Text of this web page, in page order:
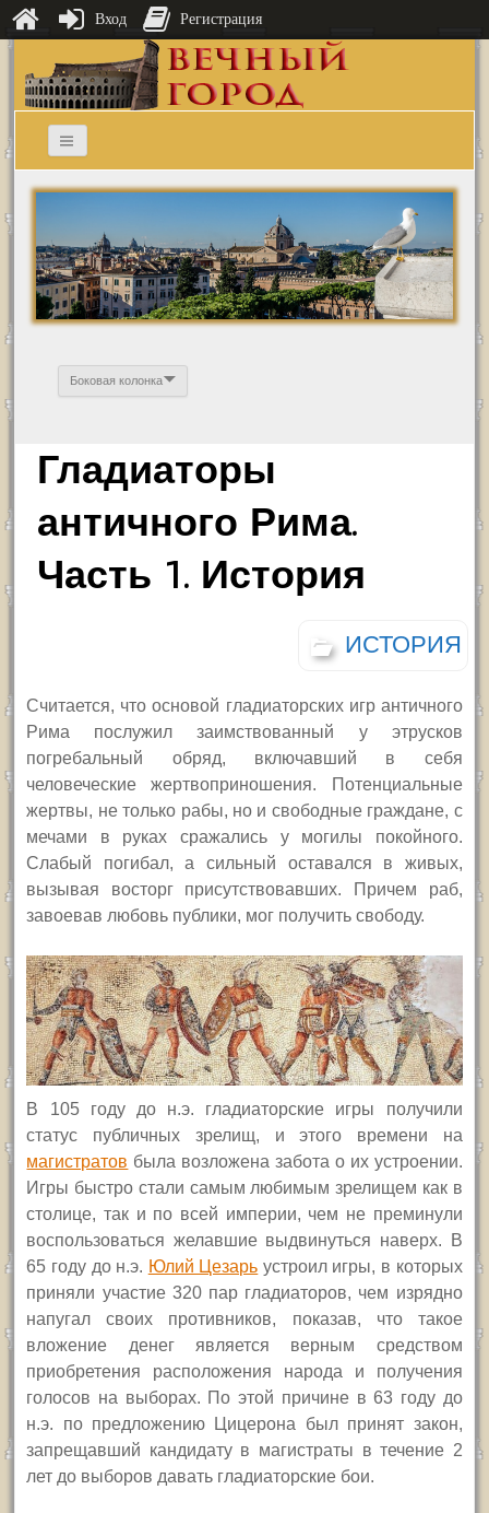
Боковая колонка
Гладиаторы
античного Рима.
Часть 1. История
ИСТОРИЯ
Считается, что основой гладиаторских игр античного
Рима послужил заимствованный у этрусков
погребальный обряд, включавший в себя
человеческие жертвоприношения. Потенциальные
жертвы, не только рабы, но и свободные граждане, с
мечами в руках сражались у могилы покойного.
Слабый погибал, а сильный оставался в живых,
вызывая восторг присутствовавших. Причем раб,
завоевав любовь публики, мог получить свободу.
В 105 году до н.э. гладиаторские игры получили
статус публичных зрелищ, и этого времени на
магистратов была возложена забота о их устроении.
Игры быстро стали самым любимым зрелищем как в
столице, так и по всей империи, чем не преминули
воспользоваться желавшие выдвинуться наверх. В
65 году до н.э. Юлий Цезарь устроил игры, в которых
приняли участие 320 пар гладиаторов, чем изрядно
напугал своих противников, показав, что такое
вложение денег является верным средством
приобретения расположения народа и получения
голосов на выборах. По этой причине в 63 году до
н.э. по предложению Цицерона был принят закон,
запрещавший кандидату в магистраты в течение 2
лет до выборов давать гладиаторские бои.
Вход Регистрация